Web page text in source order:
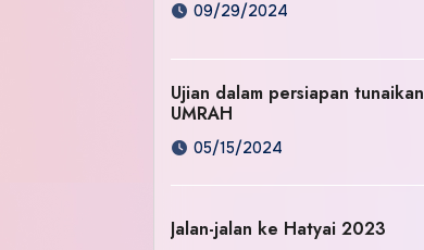
09/29/2024
Ujian dalam persiapan tunaikan
UMRAH
05/15/2024
Jalan-jalan ke Hatyai 2023